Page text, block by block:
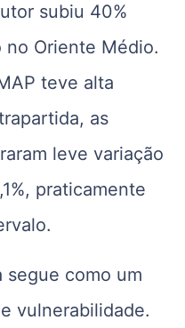
subiu 40%
Oriente Médio.
teve alta
as
leve variação
praticamente
como um
vulnerabilidade.